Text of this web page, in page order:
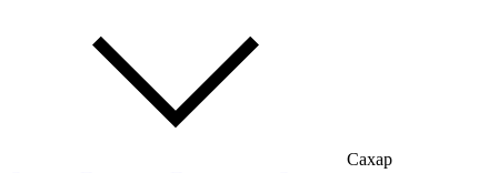
Сахар